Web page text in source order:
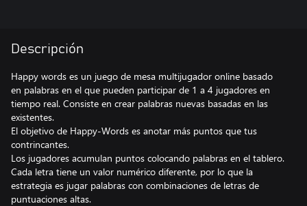
Descripción
Happy words es un juego de mesa multijugador online basado
en palabras en el que pueden participar de 1 a 4 jugadores en
tiempo real. Consiste en crear palabras nuevas basadas en las
existentes.
El objetivo de Happy-Words es anotar más puntos que tus
contrincantes.
Los jugadores acumulan puntos colocando palabras en el tablero.
Cada letra tiene un valor numérico diferente, por lo que la
estrategia es jugar palabras con combinaciones de letras de
puntuaciones altas.